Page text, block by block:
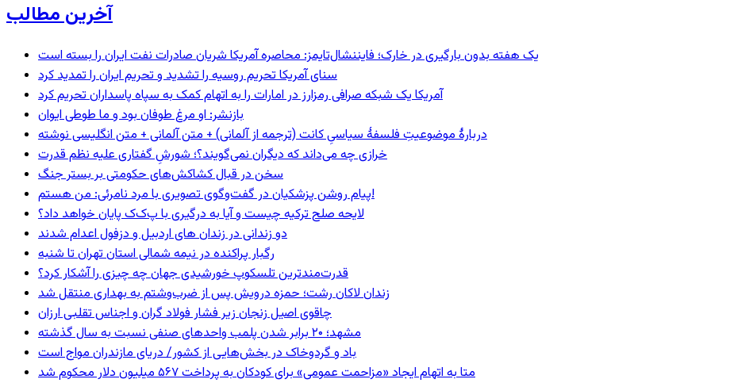
آخرین مطالب
یک هفته بدون بارگیری در خارک؛ فایننشال‌تایمز: محاصره آمریکا شریان صادرات نفت ایران را بسته است
سنای آمریکا تحریم روسیه را تشدید و تحریم ایران را تمدید کرد
آمریکا یک شبکه صرافی رمزارز در امارات را به اتهام کمک به سپاه پاسداران تحریم کرد
بازنشر: او مرغ طوفان بود و ما طوطی ایوان
دربارهٔ موضوعیتِ فلسفهٔ سیاسیِ کانت (ترجمه از آلمانی) + متن آلمانی + متن انگلیسی نوشته
خرازی چه می‌داند که دیگران نمی‌گویند؟؛ شورشِ گفتاری علیه نظم قدرت
سخن در قبال کشاکش‌های حکومتی بر بستر جنگ
پیام روشن پزشکیان در گفت‌و‌گوی تصویری با مرد نامرئی: من هستم!
لایحه صلح ترکیه چیست و آیا به درگیری با پ‌ک‌ک پایان خواهد داد؟
دو زندانی در زندان های اردبیل و دزفول اعدام شدند
رگبار پراکنده در نیمه شمالی استان تهران تا شنبه
قدرت‌مندترین تلسکوپ خورشیدی جهان چه چیزی را آشکار کرد؟
زندان لاکان رشت؛ حمزه درویش پس از ضرب‌وشتم به بهداری منتقل شد
چاقوی اصیل زنجان زیر فشار فولاد گران و اجناس تقلبی ارزان
مشهد؛ ۲۰ برابر شدن پلمب واحدهای صنفی نسبت به سال گذشته
باد و گردوخاک در بخش‌هایی از کشور/ دریای مازندران مواج است
متا به اتهام ایجاد «مزاحمت عمومی» برای کودکان به پرداخت ۵۶۷ میلیون دلار محکوم شد